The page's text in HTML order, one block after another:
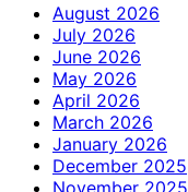
August 2026
July 2026
June 2026
May 2026
April 2026
March 2026
January 2026
December 2025
November 2025